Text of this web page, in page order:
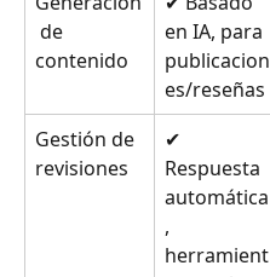
de
contenido
en IA, para
publicacion
es/reseñas
Gestión de
revisiones
✔
Respuesta
automática
,
herramient